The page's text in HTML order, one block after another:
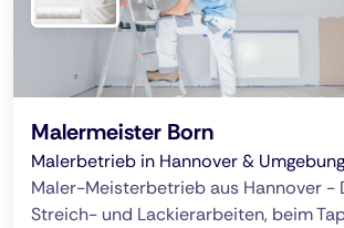
Malermeister Born
Malerbetrieb in Hannover & Umgebung
Maler-Meisterbetrieb aus Hannover -
Streich- und Lackierarbeiten, beim